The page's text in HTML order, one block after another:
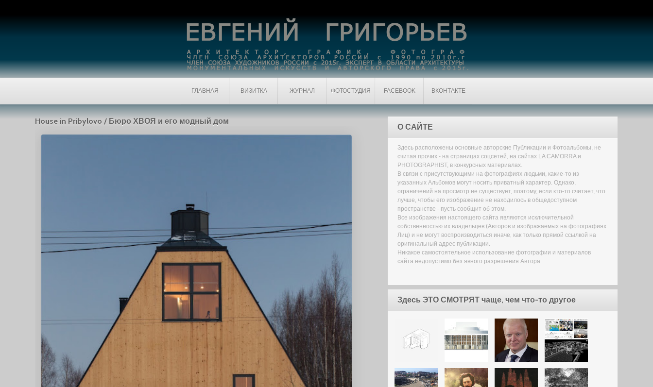
ГЛАВНАЯ ВИЗИТКА ЖУРНАЛ ФОТОСТУДИЯ FACEBOOK ВКОНТАКТЕ
House in Pribylovo / Бюро ХВОЯ и его модный дом
О САЙТЕ
Здесь расположены основные авторские Публикации и Фотоальбомы, не
считая прочих - на страницах соцсетей, на сайтах LA CAMORRA и
PHOTOGRAPHIST, в конкурсных материалах.
В связи с присутствующими на фотографиях людьми, какие-то из
указанных Альбомов могут носить приватный характер. Однако,
ограничений на просмотр не существует, поэтому, если кто-то считает, что
лучше, чтобы его изображение не находилось в общедоступном
пространстве - пусть сообщит об этом.
Все изображения настоящего сайта являются исключительной
собственностью их владельцев (Авторов и изображаемых на фотографиях
Лиц) и не могут воспроизводиться иначе, как только прямой ссылкой на
оригинальный адрес публикации.
Никакое самостоятельное использование фотографии и материалов
сайта недопустимо без явного разрешения Автора
Здесь ЭТО СМОТРЯТ чаще, чем что-то другое